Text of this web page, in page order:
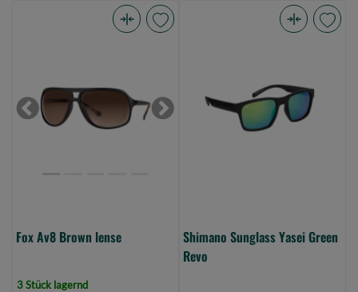
lense
(BildPrevious Next
Fox Av8 Brown lense
3 Stück lagernd
Green
Shimano Sunglass Yasei Green
Revo